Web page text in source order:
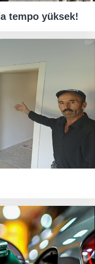
tempo yüksek!